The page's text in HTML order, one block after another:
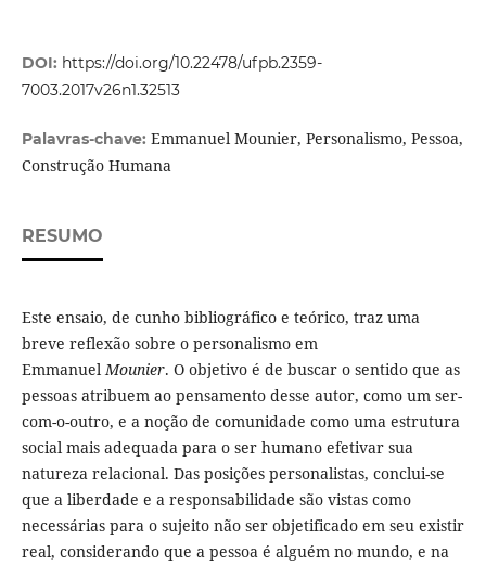
DOI: https://doi.org/10.22478/ufpb.2359-
7003.2017v26n1.32513
Palavras-chave: Emmanuel Mounier, Personalismo, Pessoa,
Construção Humana
RESUMO
Este ensaio, de cunho bibliográfico e teórico, traz uma
breve reflexão sobre o personalismo em
Emmanuel Mounier. O objetivo é de buscar o sentido que as
pessoas atribuem ao pensamento desse autor, como um ser-
com-o-outro, e a noção de comunidade como uma estrutura
social mais adequada para o ser humano efetivar sua
natureza relacional. Das posições personalistas, conclui-se
que a liberdade e a responsabilidade são vistas como
necessárias para o sujeito não ser objetificado em seu existir
real, considerando que a pessoa é alguém no mundo, e na